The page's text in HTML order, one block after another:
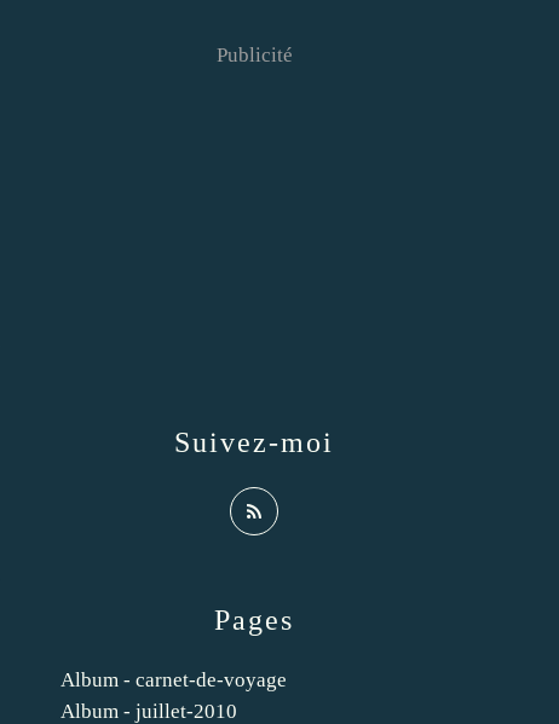
Pages
Album - carnet-de-voyage
Album - juillet-2010
Suivez-moi
Publicité